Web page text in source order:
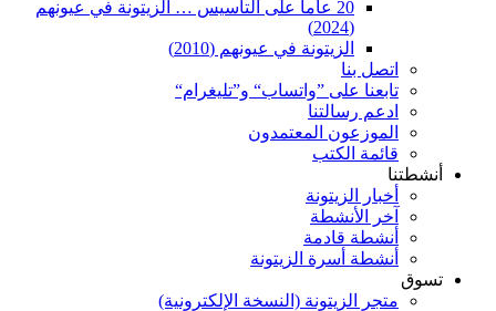
20 عاماً على التأسيس … الزيتونة في عيونهم
(2024)
الزيتونة في عيونهم (2010)
اتصل بنا
تابعنا على ”واتساب“ و”تليغرام“
ادعم رسالتنا
الموزعون المعتمدون
قائمة الكتب
أنشطتنا
أخبار الزيتونة
آخر الأنشطة
أنشطة قادمة
أنشطة أسرة الزيتونة
تسوق
متجر الزيتونة (النسخة الإلكترونية)